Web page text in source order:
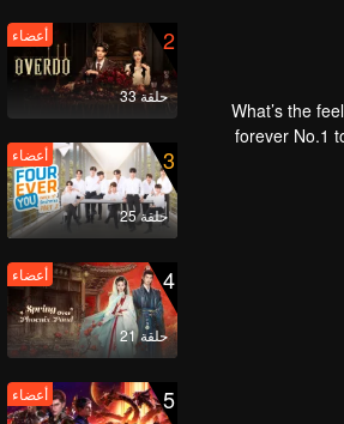
What’s the
forever No.1
However, future
win in front of
2
حلقة 33
أعضاء
3
حلقة 25
أعضاء
4
حلقة 21
أعضاء
5 أعضاء